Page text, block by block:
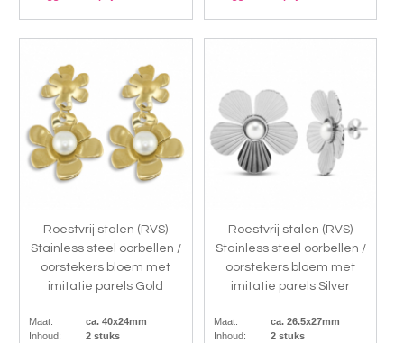
Roestvrij stalen (RVS)
Stainless steel oorbellen /
oorstekers bloem met
imitatie parels Gold
Maat:
ca. 40x24mm
Inhoud:
2 stuks
Roestvrij stalen (RVS)
Stainless steel oorbellen /
oorstekers bloem met
imitatie parels Silver
Maat:
ca. 26.5x27mm
Inhoud:
2 stuks